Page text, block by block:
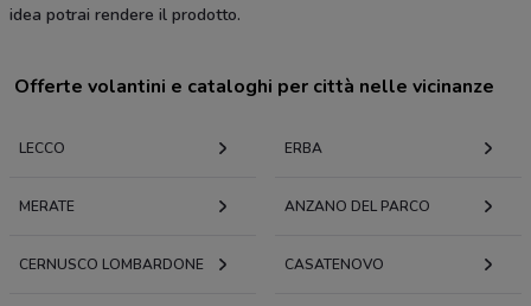
idea potrai rendere il prodotto.
Offerte volantini e cataloghi per città nelle vicinanze
LECCO ERBA
MERATE ANZANO DEL PARCO
CERNUSCO LOMBARDONE CASATENOVO